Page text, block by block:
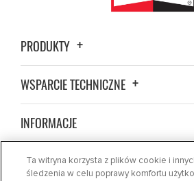
PRODUKTY
WSPARCIE TECHNICZNE
INFORMACJE
ZNAJDŹ SKLEP
Ta witryna korzysta z plików cookie i
śledzenia w celu poprawy komfortu